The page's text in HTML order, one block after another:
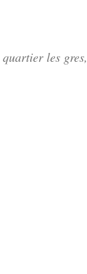
quartier les gres,